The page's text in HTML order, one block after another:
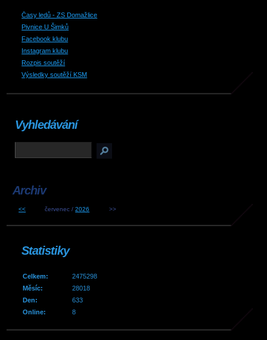
Časy ledů - ZS Domažlice
Pivnice U Šimků
Facebook klubu
Instagram klubu
Rozpis soutěží
Výsledky soutěží KSM
Vyhledávání
Archiv
<< červenec /2026 >>
Statistiky
Online: 8
Celkem:
2475298
Měsíc:
28018
Den:
633